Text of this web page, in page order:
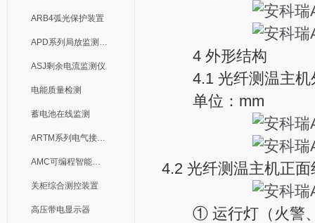
ARB4弧光保护装置
APD系列局放监测装置
ASJ剩余电流监测仪
电能质量检测
蓄电池在线监测
ARTM系列电气接点测温装置
AMC可编程智能电测表
关柜综合测控装置
高压带电显示器
4 外形结构
4.1 光纤测温主机
单位：mm
4.2 光纤测温主机正面
① 运行灯（火警、